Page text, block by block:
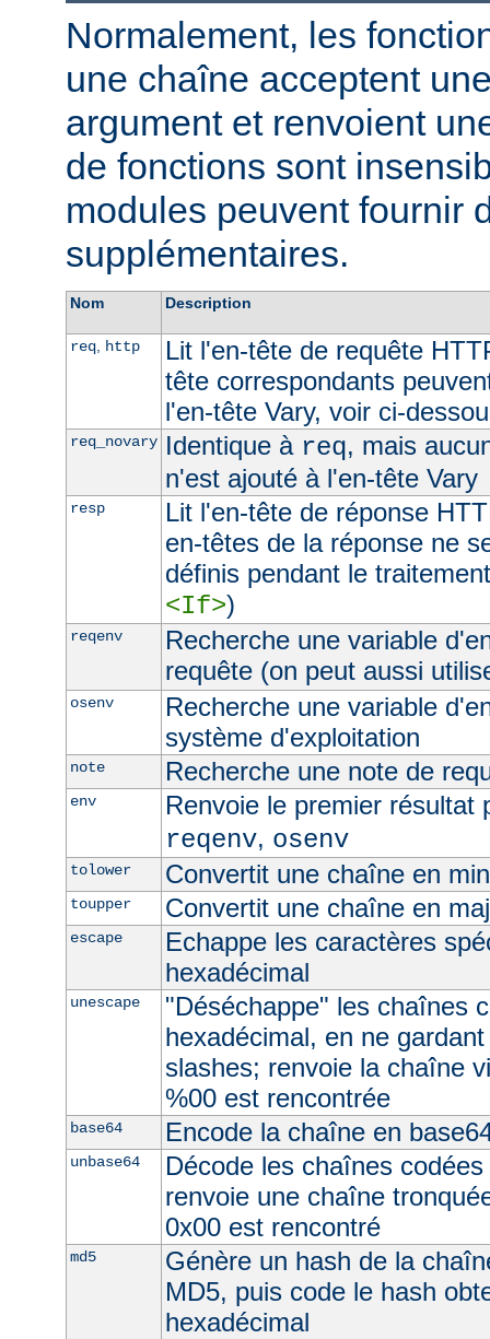
Normalement, les
une chaîne acceptent
argument et renvoient
de fonctions sont
modules peuvent fournir
supplémentaires.
Nom Description
req, http
Lit l'en-tête de requête
tête correspondants
l'en-tête Vary, voir ci-
req_novary Identique à req, mais
n'est ajouté à l'en-tête Vary
resp
Lit l'en-tête de réponse
en-têtes de la réponse ne
définis pendant le
<If>)
reqenv
Recherche une variable
requête (on peut aussi
osenv
Recherche une variable
système d'exploitation
note Recherche une note de
env
Renvoie le premier résultat
reqenv, osenv
tolower Convertit une chaîne en
toupper Convertit une chaîne en
escape
Echappe les caractères
hexadécimal
unescape
"Déséchappe" les chaînes
hexadécimal, en ne
slashes; renvoie la chaîne
%00 est rencontrée
base64 Encode la chaîne en
unbase64
Décode les chaînes
renvoie une chaîne
0x00 est rencontré
md5
Génère un hash de la
MD5, puis code le hash
hexadécimal